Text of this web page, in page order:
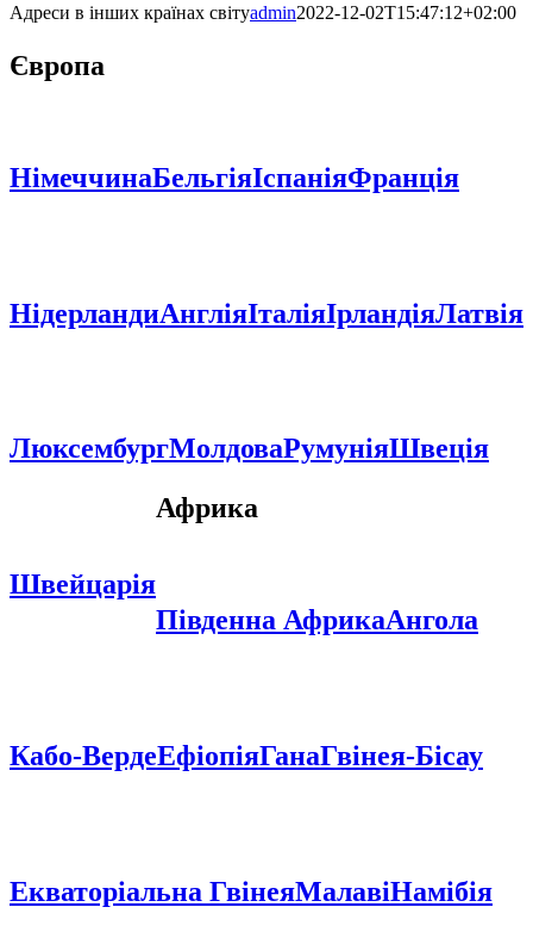
Адреси в інших країнах світуadmin2022-12-02T15:47:12+02:00
Європа
НімеччинаБельгіяІспаніяФранція
НідерландиАнгліяІталіяІрландіяЛатвія
ЛюксембургМолдоваРумуніяШвеція
Швейцарія
Африка
Південна АфрикаАнгола
Кабо-ВердеЕфіопіяГанаГвінея-Бісау
Екваторіальна ГвінеяМалавіНамібія